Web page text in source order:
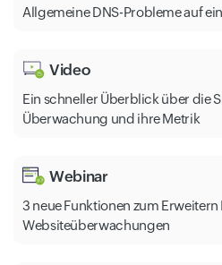
Allgemeine DNS-Probleme auf
Video
Ein schneller Überblick über die
Überwachung und ihre Metrik
Webinar
3 neue Funktionen zum Erweitern
Websiteüberwachungen